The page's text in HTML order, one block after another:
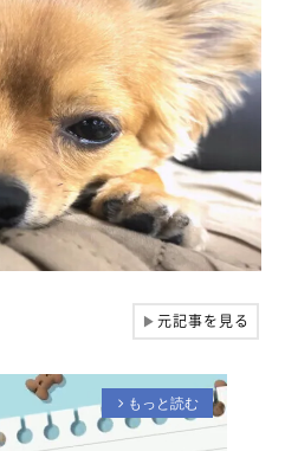
▶元記事を見る
arrow_forward_ios もっと読む